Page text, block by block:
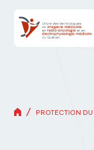
/ PROTECTION